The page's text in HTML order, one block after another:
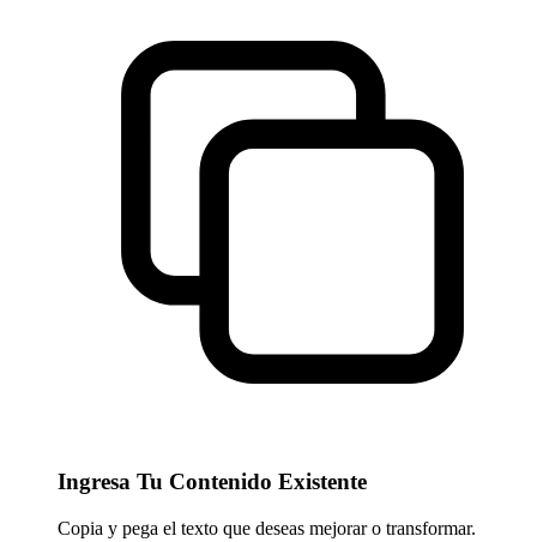
Ingresa Tu Contenido Existente
Copia y pega el texto que deseas mejorar o transformar.